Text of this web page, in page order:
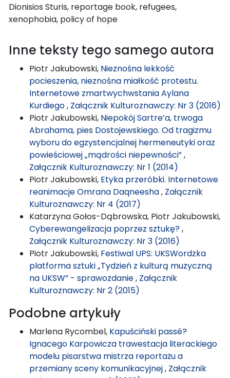
Dionisios Sturis, reportage book, refugees,
xenophobia, policy of hope
Inne teksty tego samego autora
Piotr Jakubowski, Nieznośna lekkość
pocieszenia, nieznośna miałkość protestu.
Internetowe zmartwychwstania Aylana
Kurdiego, Załącznik Kulturoznawczy: Nr 3 (2016)
Piotr Jakubowski, Niepokój Sartre’a, trwoga
Abrahama, pies Dostojewskiego. Od tragizmu
wyboru do egzystencjalnej hermeneutyki oraz
powieściowej „mądrości niepewności”,
Załącznik Kulturoznawczy: Nr 1 (2014)
Piotr Jakubowski, Etyka przeróbki. Internetowe
reanimacje Omrana Daqneesha, Załącznik
Kulturoznawczy: Nr 4 (2017)
Katarzyna Gołos-Dąbrowska, Piotr Jakubowski,
Cyberewangelizacja poprzez sztukę?,
Załącznik Kulturoznawczy: Nr 3 (2016)
Piotr Jakubowski, Festiwal UPS: UKSWordzka
platforma sztuki „Tydzień z kulturą muzyczną
na UKSW” - sprawozdanie, Załącznik
Kulturoznawczy: Nr 2 (2015)
Podobne artykuły
Marlena Rycombel, Kapuściński passé?
Ignacego Karpowicza trawestacja literackiego
modelu pisarstwa mistrza reportażu a
przemiany sceny komunikacyjnej, Załącznik